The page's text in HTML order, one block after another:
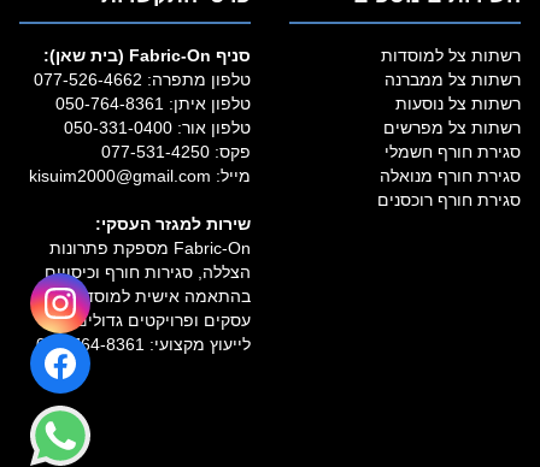
רשתות צל למוסדות
רשתות צל ממברנה
רשתות צל נוסעות
רשתות צל מפרשים
סגירת חורף חשמלי
סגירת חורף מנואלה
סגירת חורף רוכסנים
סניף Fabric‑On (בית שאן):
טלפון מתפרה: 077-526-4662
טלפון איתן: 050-764-8361
טלפון אור: 050-331-0400
פקס: 077-531-4250
מייל: kisuim2000@gmail.com
שירות למגזר העסקי:
Fabric‑On מספקת פתרונות
הצללה, סגירות חורף וכיסויים
בהתאמה אישית למוסדות,
עסקים ופרויקטים גדולים.
לייעוץ מקצועי: 050-764-8361